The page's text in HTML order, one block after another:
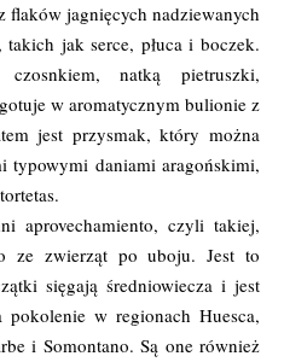
flaków jagnięcych nadziewanych
jak serce, płuca i boczek.
natką pietruszki,
w aromatycznym bulionie z
jest przysmak, który można
typowymi daniami aragońskimi,
aprovechamiento, czyli takiej,
ze zwierząt po uboju. Jest to
sięgają średniowiecza i jest
w regionach Huesca,
i Somontano. Są one również